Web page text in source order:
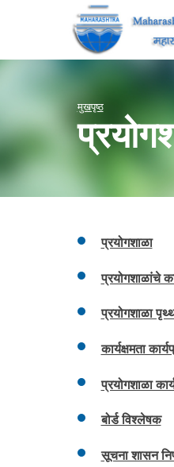
मुखपृष्ठ
प्रयोगशाळा
प्रयोगशाळांचे
प्रयोगशाळा
कार्यक्षमता
प्रयोगशाळा
बोर्ड विश्लेषक
सूचना शासन